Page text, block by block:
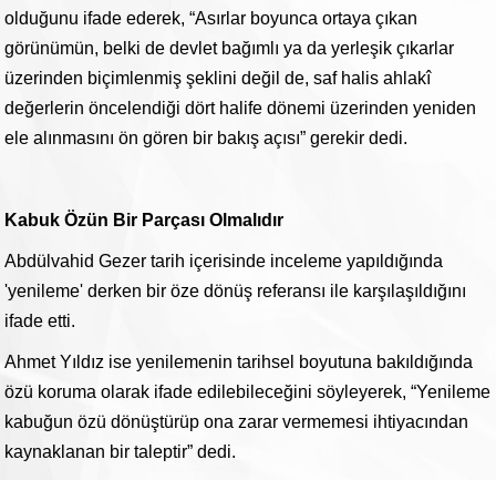
olduğunu ifade ederek, “Asırlar boyunca ortaya çıkan
görünümün, belki de devlet bağımlı ya da yerleşik çıkarlar
üzerinden biçimlenmiş şeklini değil de, saf halis ahlakî
değerlerin öncelendiği dört halife dönemi üzerinden yeniden
ele alınmasını ön gören bir bakış açısı” gerekir dedi.
Kabuk Özün Bir Parçası Olmalıdır
Abdülvahid Gezer tarih içerisinde inceleme yapıldığında
'yenileme' derken bir öze dönüş referansı ile karşılaşıldığını
ifade etti.
Ahmet Yıldız ise yenilemenin tarihsel boyutuna bakıldığında
özü koruma olarak ifade edilebileceğini söyleyerek, “Yenileme
kabuğun özü dönüştürüp ona zarar vermemesi ihtiyacından
kaynaklanan bir taleptir” dedi.